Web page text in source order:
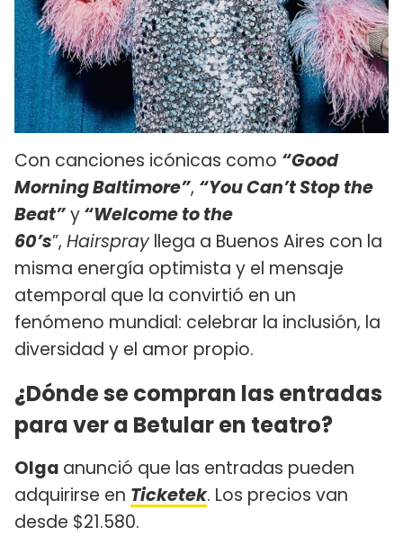
Con canciones icónicas como “Good
Morning Baltimore”, “You Can’t Stop the
Beat”y“Welcome to the
60’s”, Hairsprayllega a Buenos Aires con la
misma energía optimista y el mensaje
atemporal que la convirtió en un
fenómeno mundial: celebrar la inclusión, la
diversidad y el amor propio.
¿Dónde se compran las entradas
para ver a Betular en teatro?
Olga anunció que las entradas pueden
adquirirse en Ticketek. Los precios van
desde $21.580.